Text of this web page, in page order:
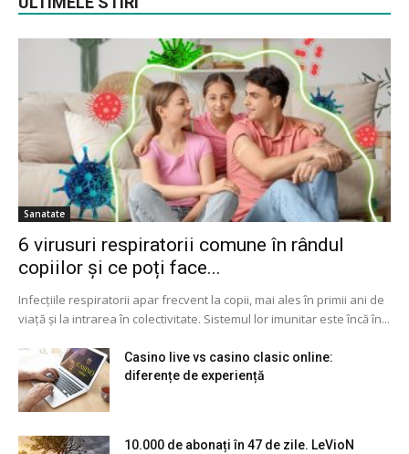
Sanatate
6 virusuri respiratorii comune în rândul
copiilor și ce poți face...
Infecțiile respiratorii apar frecvent la copii, mai ales în primii ani de
viață și la intrarea în colectivitate. Sistemul lor imunitar este încă în...
Casino live vs casino clasic online:
diferențe de experiență
10.000 de abonați în 47 de zile. LeVioN